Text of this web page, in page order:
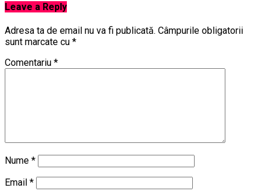
Leave a Reply
Adresa ta de email nu va fi publicată. Câmpurile obligatorii
sunt marcate cu *
Comentariu *
Nume *
Email *